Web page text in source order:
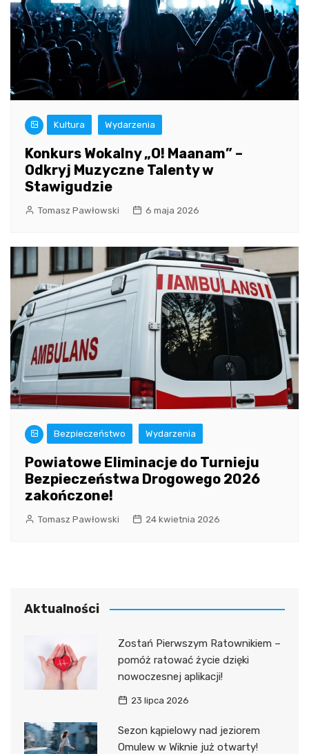
Kultura Wydarzenia
Konkurs Wokalny „O! Maanam” –
Odkryj Muzyczne Talenty w
Stawigudzie
Tomasz Pawłowski 6 maja 2026
Bezpieczeństwo Wydarzenia
Powiatowe Eliminacje do Turnieju
Bezpieczeństwa Drogowego 2026
zakończone!
Tomasz Pawłowski 24 kwietnia 2026
Aktualności
Zostań Pierwszym Ratownikiem –
pomóż ratować życie dzięki
nowoczesnej aplikacji!
23 lipca 2026
Sezon kąpielowy nad jeziorem
Omulew w Wiknie już otwarty!